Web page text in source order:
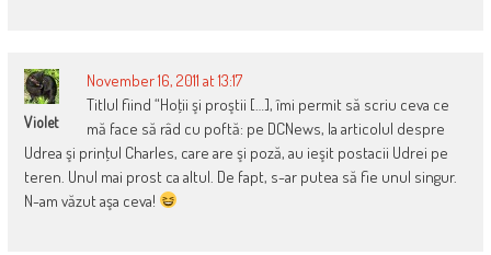
Violet
November 16, 2011 at 13:17
Titlul fiind “Hoţii şi proştii […], îmi permit să scriu ceva ce
mă face să râd cu poftă: pe DCNews, la articolul despre
Udrea şi prinţul Charles, care are şi poză, au ieşit postacii Udrei pe
teren. Unul mai prost ca altul. De fapt, s-ar putea să fie unul singur.
N-am văzut aşa ceva!